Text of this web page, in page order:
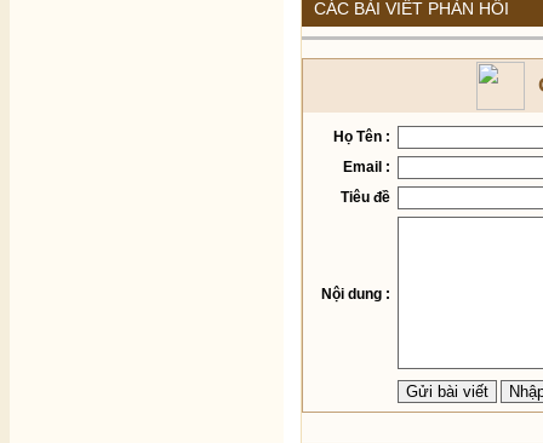
CÁC BÀI VIẾT PHẢN HỒI
Họ Tên :
Email :
Tiêu đề
Nội dung :